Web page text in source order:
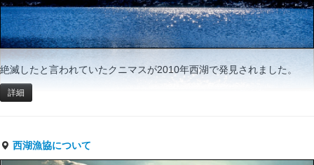
絶滅したと言われていたクニマスが2010年西湖で発見されました。
詳細
西湖漁協について